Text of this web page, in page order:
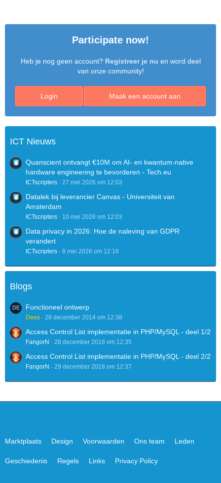
Participate now!
Heb je nog geen account? Registreer je nu en word deel
van onze community!
Maak een account aan
Login
ICT Nieuws
Quanscient ontvangt €10M om AI- en kwantum-native
hardware engineering te bevorderen - Tech.eu
ICTscripters 27 mei 2026 om 12:03
Datalek bij leverancier Canvas - Universiteit van
Amsterdam
ICTscripters 10 mei 2026 om 12:03
Data privacy in 2026: Hoe de naleving van GDPR
verandert
ICTscripters 8 mei 2026 om 12:16
Blogs
Functioneel ontwerp
Dees 28 december 2014 om 12:38
Access Control List implementatie in PHP/MySQL - deel 1/2
FangorN 28 december 2018 om 12:35
Access Control List implementatie in PHP/MySQL - deel 2/2
FangorN 29 december 2018 om 12:37
Marktplaats Design Voorwaarden Ons team Leden
Geschiedenis Regels Links Privacy Policy